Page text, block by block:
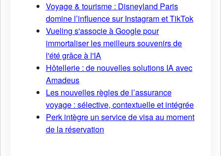
Voyage & tourisme : Disneyland Paris
domine l’influence sur Instagram et TikTok
Vueling s'associe à Google pour
immortaliser les meilleurs souvenirs de
l'été grâce à l'IA
Hôtellerie : de nouvelles solutions IA avec
Amadeus
Les nouvelles règles de l’assurance
voyage : sélective, contextuelle et intégrée
Perk intègre un service de visa au moment
de la réservation